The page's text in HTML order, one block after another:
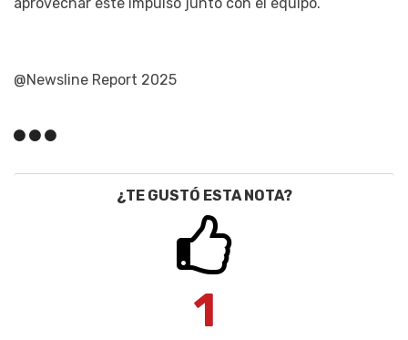
@Newsline Report 2025
¿TE GUSTÓ ESTA NOTA?
1